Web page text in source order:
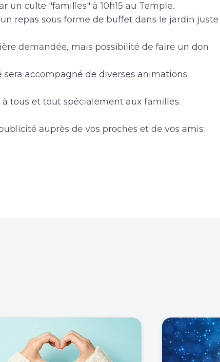
un culte "familles" à 10h15 au Temple.
repas sous forme de buffet dans le jardin juste
demandée, mais possibilité de faire un don
accompagné de diverses animations.
tous et tout spécialement aux familles.
auprès de vos proches et de vos amis: